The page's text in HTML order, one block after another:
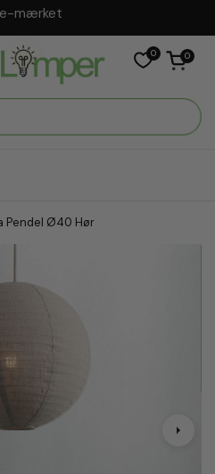
webshop
0 Åben vogn
0
Pendel Ø40 Hør